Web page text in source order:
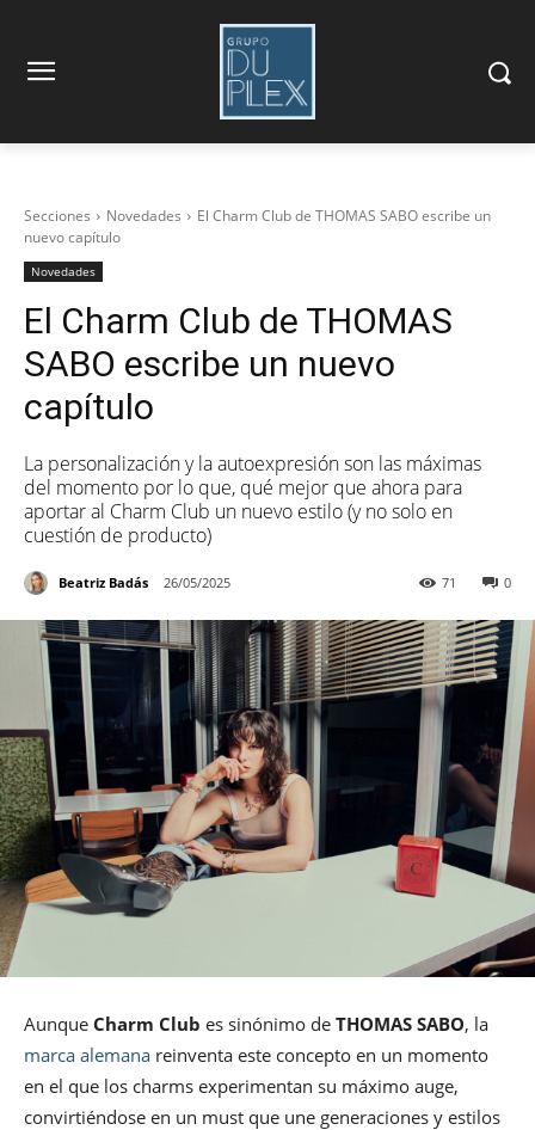
Secciones Novedades
El Charm Club de THOMAS SABO escribe un
nuevo capítulo
Novedades
El Charm Club de THOMAS
SABO escribe un nuevo
capítulo
La personalización y la autoexpresión son las máximas
del momento por lo que, qué mejor que ahora para
aportar al Charm Club un nuevo estilo (y no solo en
cuestión de producto)
Beatriz Badás 26/05/2025 0
71
Aunque Charm Club es sinónimo de THOMAS SABO, la
marca alemana reinventa este concepto en un momento
en el que los charms experimentan su máximo auge,
convirtiéndose en un must que une generaciones y estilos